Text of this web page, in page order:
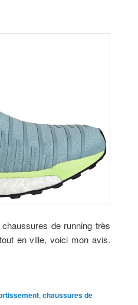
de running très
en ville, voici mon avis.
, chaussures de